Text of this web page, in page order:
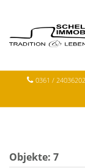
0361 / 24036202
Objekte: 7